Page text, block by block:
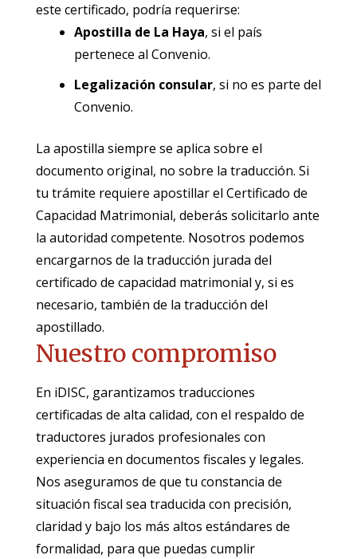
este certificado, podría requerirse:
Apostilla de La Haya, si el país
pertenece al Convenio.
Legalización consular, si no es parte del
Convenio.
La apostilla siempre se aplica sobre el
documento original, no sobre la traducción. Si
tu trámite requiere apostillar el Certificado de
Capacidad Matrimonial, deberás solicitarlo ante
la autoridad competente. Nosotros podemos
encargarnos de la traducción jurada del
certificado de capacidad matrimonial y, si es
necesario, también de la traducción del
apostillado.
Nuestro compromiso
En iDISC, garantizamos traducciones
certificadas de alta calidad, con el respaldo de
traductores jurados profesionales con
experiencia en documentos fiscales y legales.
Nos aseguramos de que tu constancia de
situación fiscal sea traducida con precisión,
claridad y bajo los más altos estándares de
formalidad, para que puedas cumplir